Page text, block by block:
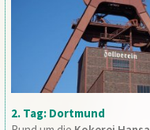
2. Tag: Dortmund